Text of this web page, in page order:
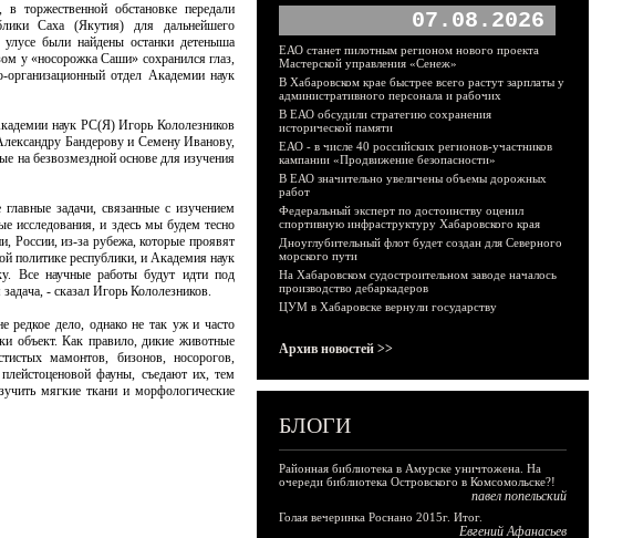
торжественной обстановке передали
Саха (Якутия) для дальнейшего
были найдены останки детеныша
у «носорожка Саши» сохранился глаз,
отдел Академии наук
наук РС(Я) Игорь Кололезников
Бандерову и Семену Иванову,
на безвозмездной основе для изучения
задачи, связанные с изучением
исследования, и здесь мы будем тесно
России, из-за рубежа, которые проявят
политике республики, и Академия наук
Все научные работы будут идти под
- сказал Игорь Кололезников.
редкое дело, однако не так уж и часто
объект. Как правило, дикие животные
мамонтов, бизонов, носорогов,
фауны, съедают их, тем
мягкие ткани и морфологические
07.08.2026
ЕАО станет пилотным регионом нового проекта
Мастерской управления «Сенеж»
В Хабаровском крае быстрее всего растут зарплаты у
административного персонала и рабочих
В ЕАО обсудили стратегию сохранения
исторической памяти
ЕАО - в числе 40 российских регионов-участников
кампании «Продвижение безопасности»
В ЕАО значительно увеличены объемы дорожных
работ
Федеральный эксперт по достоинству оценил
спортивную инфраструктуру Хабаровского края
Дноуглубительный флот будет создан для Северного
морского пути
На Хабаровском судостроительном заводе началось
производство дебаркадеров
ЦУМ в Хабаровске вернули государству
Архив новостей >>
БЛОГИ
Районная библиотека в Амурске уничтожена. На
очереди библиотека Островского в Комсомольске?!
павел попельский
Голая вечеринка Роснано 2015г. Итог.
Евгений Афанасьев